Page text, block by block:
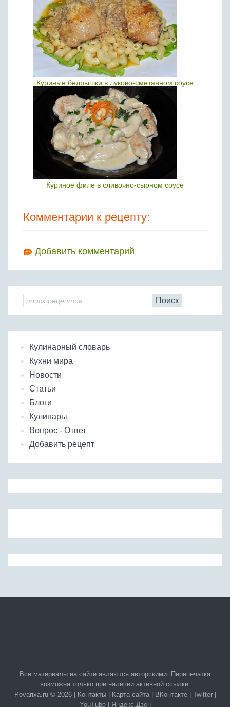
Куриные бедрышки в луково-сметанном соусе
Куриное филе в сливочно-сырном соусе
Комментарии к рецепту:
Добавить комментарий
Поиск
Кулинарный словарь
Кухни мира
Новости
Статьи
Блоги
Кулинары
Вопрос - Ответ
Добавить рецепт
Все материалы на сайте являются авторскими. Перепечатка
возможна только при наличии активной ссылки.
Povarixa.ru © 2026 |
Контакты| Карта сайта| ВКонтакте| Twitter|
YouTube| Яндекс.Дзен